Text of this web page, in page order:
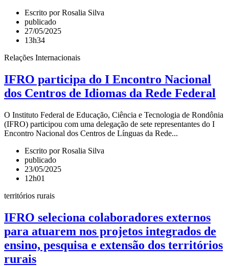
Escrito por Rosalia Silva
publicado
27/05/2025
13h34
Relações Internacionais
IFRO participa do I Encontro Nacional
dos Centros de Idiomas da Rede Federal
O Instituto Federal de Educação, Ciência e Tecnologia de Rondônia
(IFRO) participou com uma delegação de sete representantes do I
Encontro Nacional dos Centros de Línguas da Rede...
Escrito por Rosalia Silva
publicado
23/05/2025
12h01
territórios rurais
IFRO seleciona colaboradores externos
para atuarem nos projetos integrados de
ensino, pesquisa e extensão dos territórios
rurais